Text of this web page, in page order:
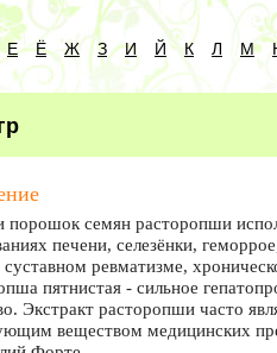
Е Ё Ж З И Й К Л М
порошок семян расторопши
печени, селезёнки,
суставном ревматизме,
пятнистая - сильное
Экстракт расторопши часто
веществом медицинских